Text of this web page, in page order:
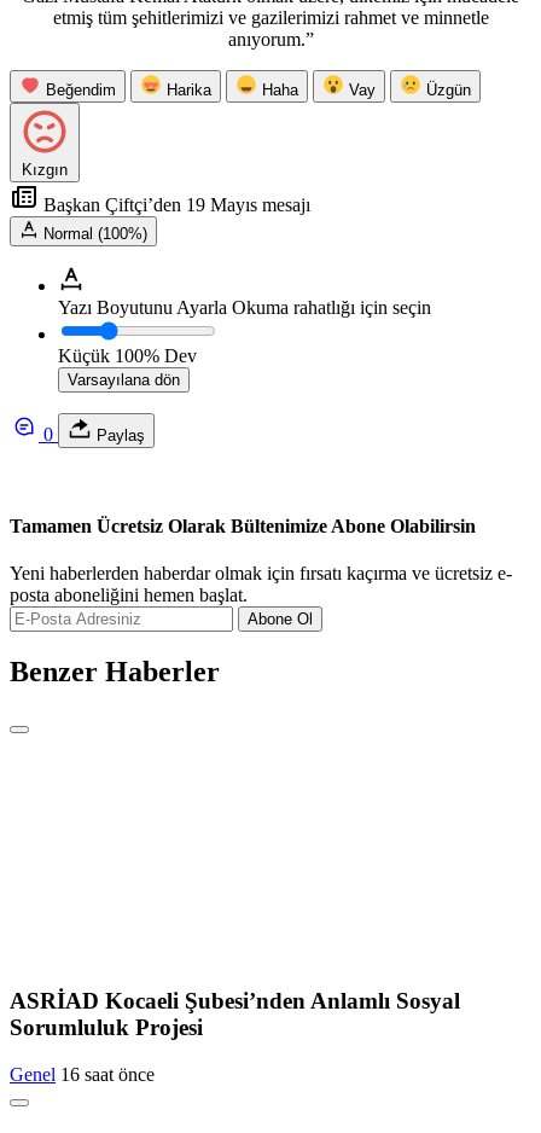
etmiş tüm şehitlerimizi ve gazilerimizi rahmet ve minnetle
anıyorum.”
Beğendim Harika Haha Vay Üzgün
Kızgın
Başkan Çiftçi’den 19 Mayıs mesajı
Normal (100%)
Yazı Boyutunu Ayarla Okuma rahatlığı için seçin
Küçük 100% Dev
Varsayılana dön
0 Paylaş
Tamamen Ücretsiz Olarak Bültenimize Abone Olabilirsin
Yeni haberlerden haberdar olmak için fırsatı kaçırma ve ücretsiz e-
posta aboneliğini hemen başlat.
Abone Ol
Benzer Haberler
ASRİAD Kocaeli Şubesi’nden Anlamlı Sosyal
Sorumluluk Projesi
Genel 16 saat önce